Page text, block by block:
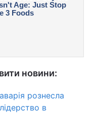
новини:
рознесла
в